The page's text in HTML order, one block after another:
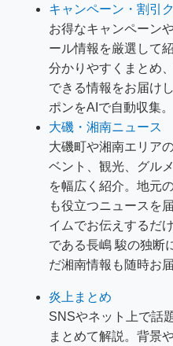
キャンペーン・割引
お得なキャンペーン
ール情報を厳選して
分かりやすくまとめ
できる情報をお届け
ポンをAIで自動収集。
大磯・湘南ニュース
大磯町や湘南エリア
ベント、観光、グル
を幅広く紹介。地元
も役立つニュースを
イムでお伝えするだ
である長嶋 駿の独断
だ湘南情報も随時お
炎上まとめ
SNSやネット上で話
まとめて解説。背景